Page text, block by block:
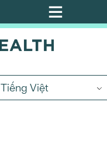
Tiếng Việt